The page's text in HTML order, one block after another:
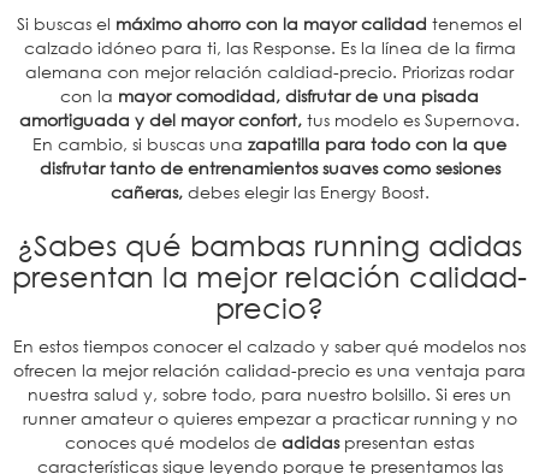
Si buscas el máximo ahorro con la mayor calidad tenemos el
calzado idóneo para ti, las Response. Es la línea de la firma
alemana con mejor relación caldiad-precio. Priorizas rodar
con la mayor comodidad, disfrutar de una pisada
amortiguada y del mayor confort, tus modelo es Supernova.
En cambio, si buscas una zapatilla para todo con la que
disfrutar tanto de entrenamientos suaves como sesiones
cañeras,debes elegir las Energy Boost.
¿Sabes qué bambas running adidas
presentan la mejor relación calidad-
precio?
En estos tiempos conocer el calzado y saber qué modelos nos
ofrecen la mejor relación calidad-precio es una ventaja para
nuestra salud y, sobre todo, para nuestro bolsillo. Si eres un
runner amateur o quieres empezar a practicar running y no
conoces qué modelos de adidaspresentan estas
características sigue leyendo porque te presentamos las